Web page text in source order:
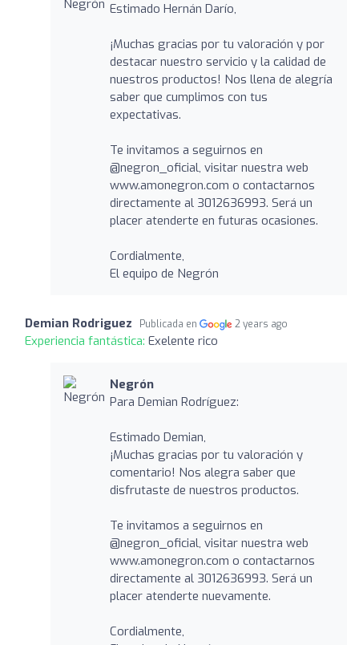
Estimado Hernán Darío,
¡Muchas gracias por tu valoración y por
destacar nuestro servicio y la calidad de
nuestros productos! Nos llena de alegría
saber que cumplimos con tus
expectativas.
Te invitamos a seguirnos en
@negron_oficial, visitar nuestra web
www.amonegron.com o contactarnos
directamente al 3012636993. Será un
placer atenderte en futuras ocasiones.
Cordialmente,
El equipo de Negrón
Demian Rodriguez Publicada en 2 years ago
Experiencia fantástica: Exelente rico
Negrón
Para Demian Rodríguez:
Estimado Demian,
¡Muchas gracias por tu valoración y
comentario! Nos alegra saber que
disfrutaste de nuestros productos.
Te invitamos a seguirnos en
@negron_oficial, visitar nuestra web
www.amonegron.com o contactarnos
directamente al 3012636993. Será un
placer atenderte nuevamente.
Cordialmente,